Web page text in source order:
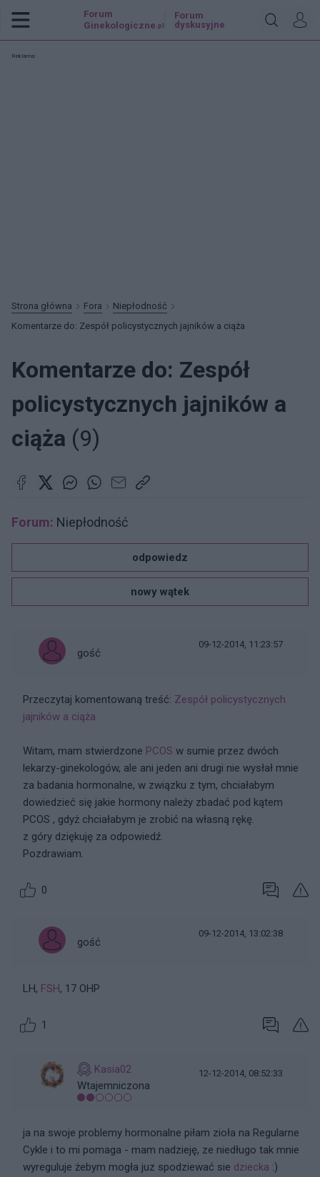
Forum
Ginekologiczne .pl
Forum
dyskusyjne
Reklama:
Strona główna Fora
Niepłodność
Komentarze do: Zespół policystycznych jajników a ciąża
Komentarze do: Zespół
policystycznych jajników a
ciąża (9)
Forum: Niepłodność
odpowiedz
nowy wątek
gość
09-12-2014, 11:23:57
Przeczytaj komentowaną treść: Zespół policystycznych
jajników a ciąża
Witam, mam stwierdzone PCOS w sumie przez dwóch
lekarzy-ginekologów, ale ani jeden ani drugi nie wysłał mnie
za badania hormonalne, w związku z tym, chciałabym
dowiedzieć się jakie hormony należy zbadać pod kątem
PCOS , gdyż chciałabym je zrobić na własną rękę.
z góry dziękuję za odpowiedź.
Pozdrawiam.
0
gość
09-12-2014, 13:02:38
LH, FSH, 17 OHP
1
Kasia02
Wtajemniczona
12-12-2014, 08:52:33
ja na swoje problemy hormonalne piłam zioła na Regularne
Cykle i to mi pomaga - mam nadzieję, ze niedługo tak mnie
wyreguluje żebym mogła juz spodziewać sie dziecka :)